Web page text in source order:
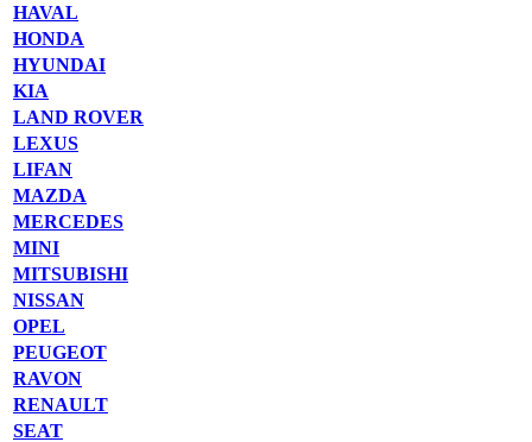
HAVAL
HONDA
HYUNDAI
KIA
LAND ROVER
LEXUS
LIFAN
MAZDA
MERCEDES
MINI
MITSUBISHI
NISSAN
OPEL
PEUGEOT
RAVON
RENAULT
SEAT